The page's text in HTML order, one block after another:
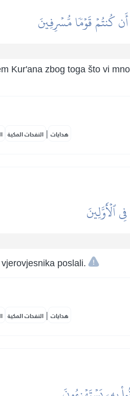
كُنتُمۡ قَوۡمٗا مُّسۡرِفِينَ
Kur'ana zbog toga što vi
النفحات المكية | هدايات
ٱلۡأَوَّلِينَ
poslali.
النفحات المكية | هدايات